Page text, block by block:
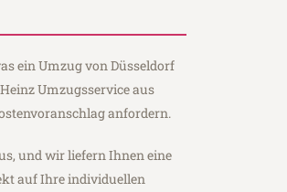
ein Umzug von Düsseldorf
Umzugsservice aus
anfordern.
und wir liefern Ihnen eine
auf Ihre individuellen